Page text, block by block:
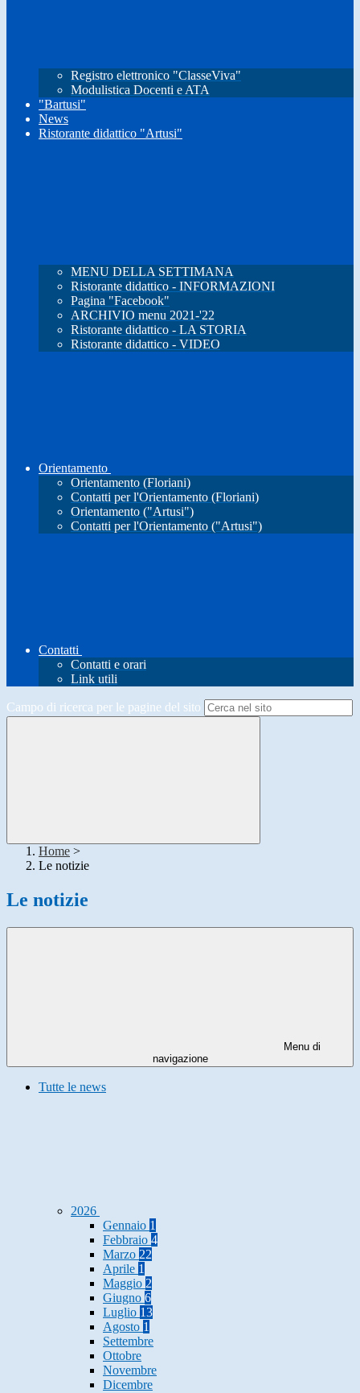
Registro elettronico "ClasseViva"
Modulistica Docenti e ATA
"Bartusi"
News
Ristorante didattico "Artusi"
MENU DELLA SETTIMANA
Ristorante didattico - INFORMAZIONI
Pagina "Facebook"
ARCHIVIO menu 2021-'22
Ristorante didattico - LA STORIA
Ristorante didattico - VIDEO
Orientamento
Orientamento (Floriani)
Contatti per l'Orientamento (Floriani)
Orientamento ("Artusi")
Contatti per l'Orientamento ("Artusi")
Contatti
Contatti e orari
Link utili
Campo di ricerca per le pagine del sito
Home >
Le notizie
Le notizie
Menu di
navigazione
Tutte le news
2026
Gennaio 1
Febbraio 4
Marzo 22
Aprile 1
Maggio 2
Giugno 6
Luglio 13
Agosto 1
Settembre
Ottobre
Novembre
Dicembre